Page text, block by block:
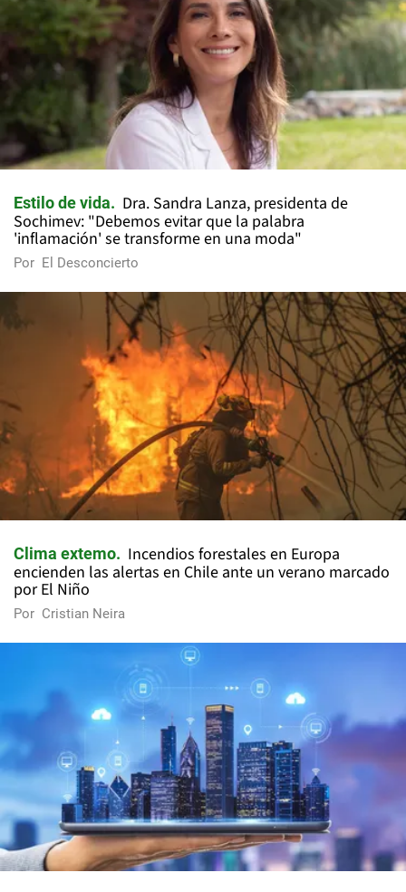
Estilo de vida
Dra. Sandra Lanza, presidenta de
Sochimev: "Debemos evitar que la palabra
'inflamación' se transforme en una moda"
Por El Desconcierto
Clima extemo
Incendios forestales en Europa
encienden las alertas en Chile ante un verano marcado
por El Niño
Por Cristian Neira